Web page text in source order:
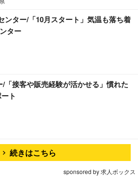
ンター/「10月スタート」気温も落ち着
ター
/「接客や販売経験が活かせる」慣れた
ト
続きはこちら
sponsored by 求人ボックス